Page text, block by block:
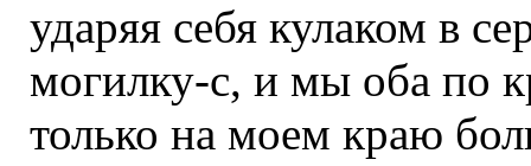
ударяя себя кулаком в
могилку-с, и мы оба по
только на моем краю